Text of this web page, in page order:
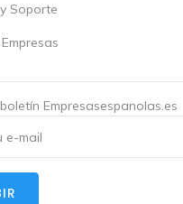
Soporte
Empresasespanolas.es